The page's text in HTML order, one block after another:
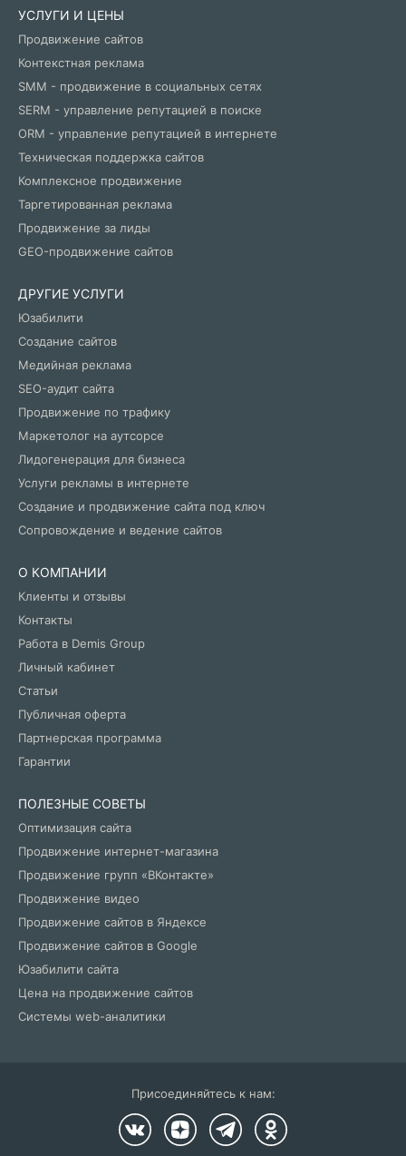
УСЛУГИ И ЦЕНЫ
Продвижение сайтов
Контекстная реклама
SMM - продвижение в социальных сетях
SERM - управление репутацией в поиске
ORM - управление репутацией в интернете
Техническая поддержка сайтов
Комплексное продвижение
Таргетированная реклама
Продвижение за лиды
GEO-продвижение сайтов
ДРУГИЕ УСЛУГИ
Юзабилити
Создание сайтов
Медийная реклама
SEO-аудит сайта
Продвижение по трафику
Маркетолог на аутсорсе
Лидогенерация для бизнеса
Услуги рекламы в интернете
Создание и продвижение сайта под ключ
Сопровождение и ведение сайтов
О КОМПАНИИ
Клиенты и отзывы
Контакты
Работа в Demis Group
Личный кабинет
Статьи
Публичная оферта
Партнерская программа
Гарантии
ПОЛЕЗНЫЕ СОВЕТЫ
Оптимизация сайта
Продвижение интернет-магазина
Продвижение групп «ВКонтакте»
Продвижение видео
Продвижение сайтов в Яндексе
Продвижение сайтов в Google
Юзабилити сайта
Цена на продвижение сайтов
Системы web-аналитики
Присоединяйтесь к нам: